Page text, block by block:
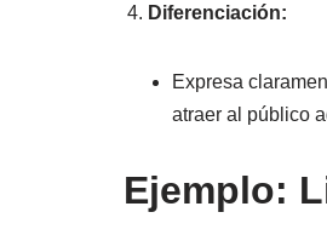
Diferenciación:
Expresa
atraer al público
Ejemplo: